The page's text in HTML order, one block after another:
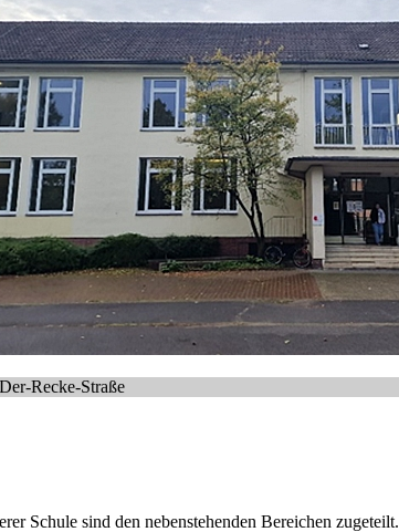
Recke-Straße
Schule sind den nebenstehenden Bereichen zugeteilt.